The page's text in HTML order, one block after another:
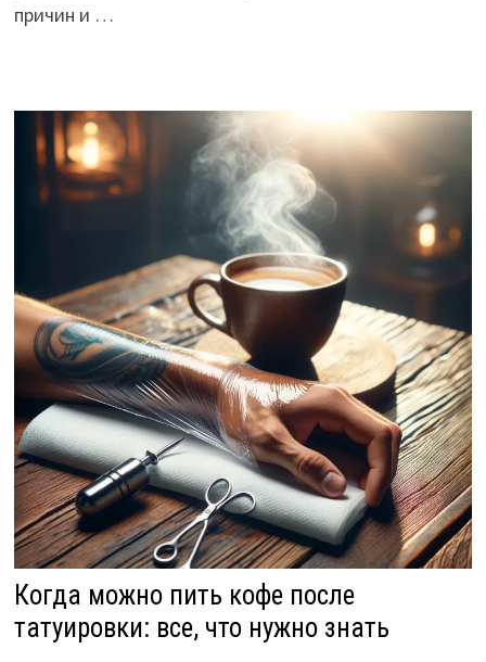
причин и …
Когда можно пить кофе после
татуировки: все, что нужно знать